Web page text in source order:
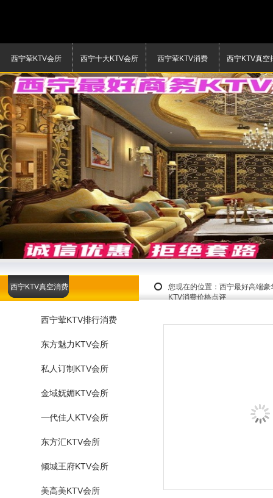
西宁荤KTV会所 西宁十大KTV会所 西宁荤KTV消费 西宁KTV真空
您现在的位置： 西宁最好高端豪
KTV消费价格点评
西宁KTV真空消费
西宁荤KTV排行消费
东方魅力KTV会所
私人订制KTV会所
金域妩媚KTV会所
一代佳人KTV会所
东方汇KTV会所
倾城王府KTV会所
美高美KTV会所